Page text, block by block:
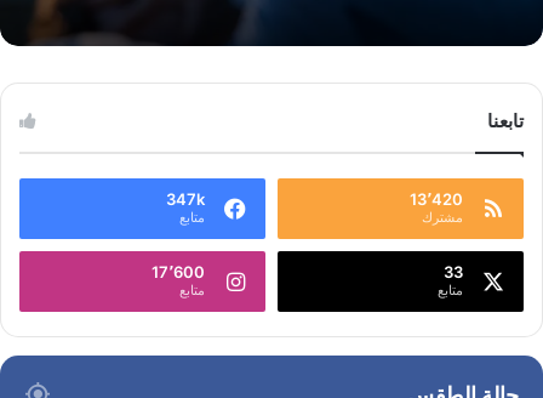
تابعنا
13٬420
مشترك
347k
متابع
33
متابع
17٬600
متابع